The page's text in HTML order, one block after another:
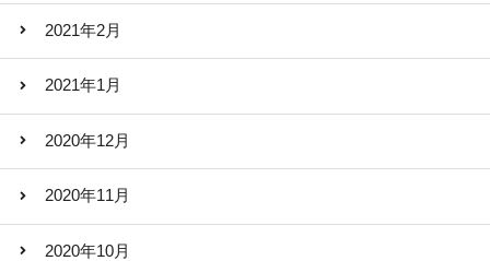
2021年2月
2021年1月
2020年12月
2020年11月
2020年10月